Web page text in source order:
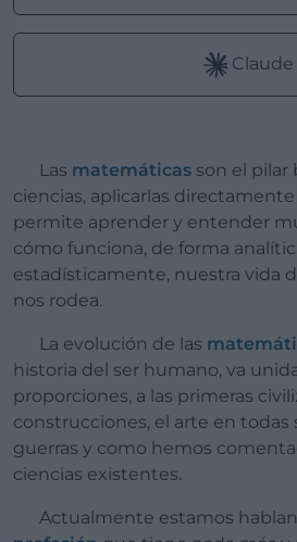
Claude
Las matemáticas son el pilar
ciencias, aplicarlas
permite aprender y entender
cómo funciona, de forma
estadísticamente, nuestra vida
nos rodea.
La evolución de las
historia del ser humano, va
proporciones, a las primeras
construcciones, el arte en todas
guerras y como hemos
ciencias existentes.
Actualmente estamos